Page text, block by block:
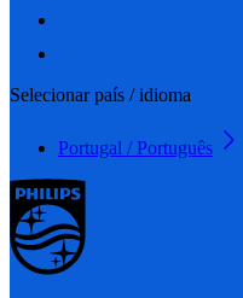
Selecionar país / idioma
Portugal / Português